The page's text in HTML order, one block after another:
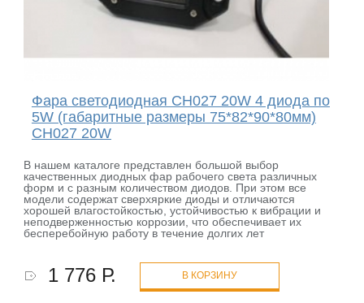
Фара светодиодная CH027 20W 4 диода по
5W (габаритные размеры 75*82*90*80мм)
CH027 20W
В нашем каталоге представлен большой выбор
качественных диодных фар рабочего света различных
форм и с разным количеством диодов. При этом все
модели содержат сверхяркие диоды и отличаются
хорошей влагостойкостью, устойчивостью к вибрации и
неподверженностью коррозии, что обеспечивает их
бесперебойную работу в течение долгих лет
1 776 Р. В КОРЗИНУ